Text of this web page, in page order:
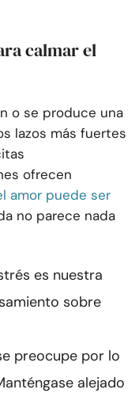
calmar el
o se produce una
lazos más fuertes
ofrecen
amor puede ser
no parece nada
es nuestra
sobre
preocupe por lo
alejado